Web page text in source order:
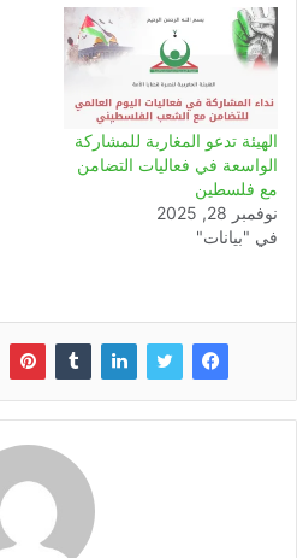
الهيئة تدعو المغاربة للمشاركة
الواسعة في فعاليات التضامن
مع فلسطين
نوفمبر 28, 2025
في "بيانات"